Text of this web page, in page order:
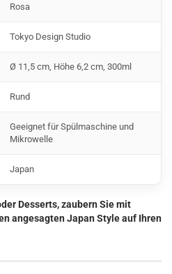
Rosa
Tokyo Design Studio
Ø 11,5 cm, Höhe 6,2 cm, 300ml
Rund
Geeignet für Spülmaschine und
Mikrowelle
Japan
Desserts, zaubern Sie mit
angesagten Japan Style auf Ihren